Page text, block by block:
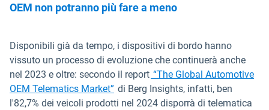
OEM non potranno più fare a meno
Disponibili già da tempo, i dispositivi di bordo hanno
vissuto un processo di evoluzione che continuerà anche
nel 2023 e oltre: secondo il report “The Global Automotive
OEM Telematics Market” Apri in una nuova finestra
di Berg Insights, infatti, ben
l'82,7% dei veicoli prodotti nel 2024 disporrà di telematica